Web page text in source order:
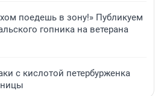
поедешь в зону!» Публикуем
гопника на ветерана
с кислотой петербурженка